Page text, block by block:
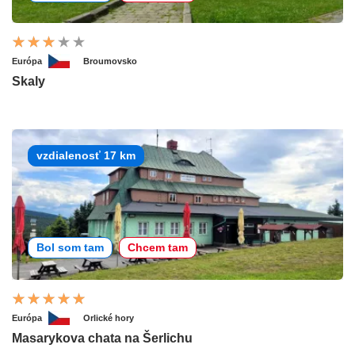
Európa Broumovsko
Skaly
vzdialenosť 17 km
Bol som tam Chcem tam
Európa Orlické hory
Masarykova chata na Šerlichu